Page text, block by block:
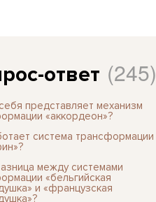
ответ (245)
представляет механизм
«аккордеон»?
система трансформации
между системами
«бельгийская
и «французская